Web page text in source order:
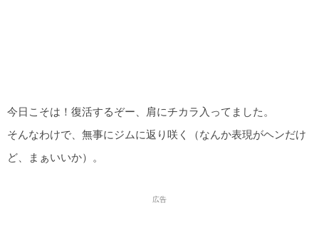
今日こそは！復活するぞー、肩にチカラ入ってました。
そんなわけで、無事にジムに返り咲く（なんか表現がヘンだけ
ど、まぁいいか）。
広告